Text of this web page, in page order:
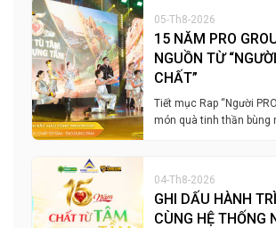
05-Th8-2026
15 NĂM PRO
NGUỒN TỪ
CHẤT”
Tiết mục Rap “Người
món quà tinh thần bùng
04-Th8-2026
GHI DẤU HÀNH
CÙNG HỆ THỐNG